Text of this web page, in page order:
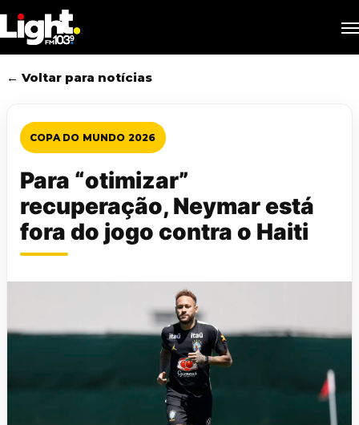
to
main
content
← Voltar para notícias
COPA DO MUNDO 2026
Para “otimizar”
recuperação, Neymar está
fora do jogo contra o Haiti